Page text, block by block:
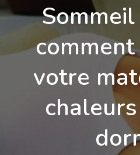
votre